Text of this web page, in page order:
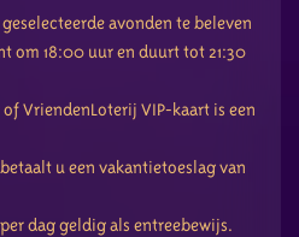
avonden te beleven
om 18:00 uur en duurt tot 21:30
VriendenLoterij VIP-kaart is een
u een vakantietoeslag van
dag geldig als entreebewijs.